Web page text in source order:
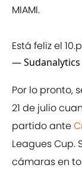
MIAMI.
Está feliz el 10.
— Sudanalytics
Por lo pronto,
21 de julio
partido ante
Leagues Cup.
cámaras en